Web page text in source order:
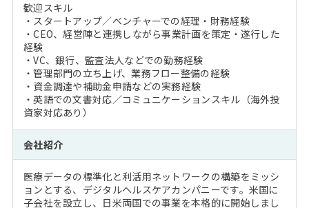
歓迎スキル
・スタートアップ／ベンチャーでの経理・財務経験
・CEO、経営陣と連携しながら事業計画を策定・遂行した
経験
・VC、銀行、監査法人などでの勤務経験
・管理部門の立ち上げ、業務フロー整備の経験
・資金調達や補助金申請などの実務経験
・英語での文書対応／コミュニケーションスキル（海外投
資家対応あり）
会社紹介
医療データの標準化と利活用ネットワークの構築をミッシ
ョンとする、デジタルヘルスケアカンパニーです。米国に
子会社を設立し、日米両国での事業を本格的に開始しまし